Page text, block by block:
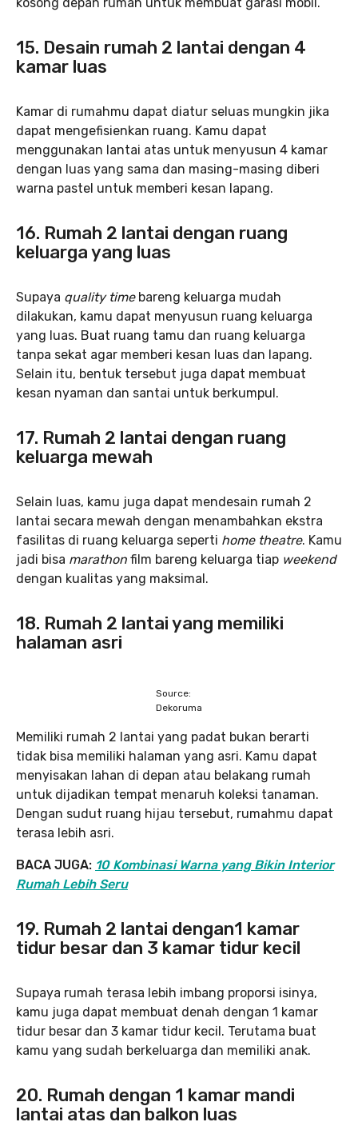
15. Desain rumah 2 lantai dengan 4
kamar luas
Kamar di rumahmu dapat diatur seluas mungkin jika
dapat mengefisienkan ruang. Kamu dapat
menggunakan lantai atas untuk menyusun 4 kamar
dengan luas yang sama dan masing-masing diberi
warna pastel untuk memberi kesan lapang.
16. Rumah 2 lantai dengan ruang
keluarga yang luas
Supaya quality timebareng keluarga mudah
dilakukan, kamu dapat menyusun ruang keluarga
yang luas. Buat ruang tamu dan ruang keluarga
tanpa sekat agar memberi kesan luas dan lapang.
Selain itu, bentuk tersebut juga dapat membuat
kesan nyaman dan santai untuk berkumpul.
17. Rumah 2 lantai dengan ruang
keluarga mewah
Selain luas, kamu juga dapat mendesain rumah 2
lantai secara mewah dengan menambahkan ekstra
fasilitas di ruang keluarga seperti home theatre. Kamu
jadi bisa marathon film bareng keluarga tiap weekend
dengan kualitas yang maksimal.
18. Rumah 2 lantai yang memiliki
halaman asri
Source:
Dekoruma
Memiliki rumah 2 lantai yang padat bukan berarti
tidak bisa memiliki halaman yang asri. Kamu dapat
menyisakan lahan di depan atau belakang rumah
untuk dijadikan tempat menaruh koleksi tanaman.
Dengan sudut ruang hijau tersebut, rumahmu dapat
terasa lebih asri.
BACA JUGA: 10 Kombinasi Warna yang Bikin Interior
Rumah Lebih Seru
19. Rumah 2 lantai dengan1 kamar
tidur besar dan 3 kamar tidur kecil
Supaya rumah terasa lebih imbang proporsi isinya,
kamu juga dapat membuat denah dengan 1 kamar
tidur besar dan 3 kamar tidur kecil. Terutama buat
kamu yang sudah berkeluarga dan memiliki anak.
20. Rumah dengan 1 kamar mandi
lantai atas dan balkon luas